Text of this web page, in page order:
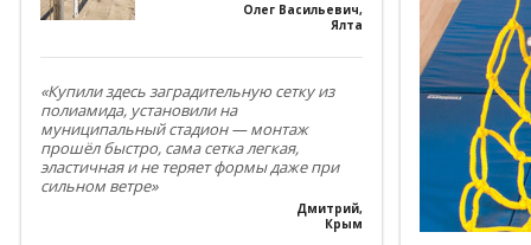
Олег Васильевич,
Ялта
«Купили здесь заградительную сетку из
полиамида, установили на
муниципальный стадион — монтаж
прошёл быстро, сама сетка легкая,
эластичная и не теряет формы даже при
сильном ветре»
Дмитрий,
Крым